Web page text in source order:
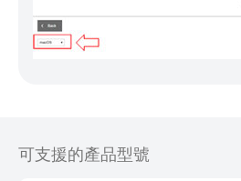
可支援的產品型號